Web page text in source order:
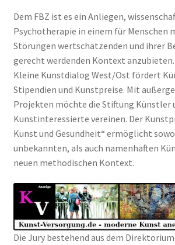
Dem FBZ ist es ein Anliegen,
Psychotherapie in einem für Menschen
Störungen wertschätzenden und ihrer
gerecht werdenden Kontext
Kleine Kunstdialog West/Ost fördert
Stipendien und Kunstpreise. Mit
Projekten möchte die Stiftung Künstler
Kunstinteressierte vereinen. Der
Kunst und Gesundheit“ ermöglicht
unbekannten, als auch namenhaften
neuen methodischen Kontext.
Die Jury bestehend aus dem